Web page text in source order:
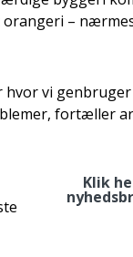
–
vi genbruger
fortæller
Klik